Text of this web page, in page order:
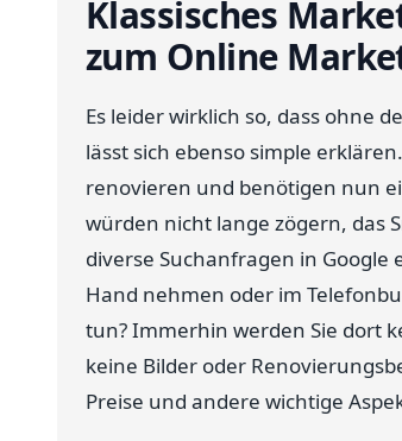
Klassisches
zum Online
Es leider wirklich so, dass ohne
lässt sich ebenso simple
renovieren und benötigen nun
würden nicht lange zögern, das
diverse Suchanfragen in
Hand nehmen oder im
tun? Immerhin werden Sie dort
keine Bilder oder
Preise und andere wichtige